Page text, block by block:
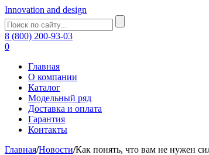
Innovation and design
8 (800) 200-93-03
0
Главная
О компании
Каталог
Модельный ряд
Доставка и оплата
Гарантия
Контакты
Главная/Новости/Как понять, что вам не нужен